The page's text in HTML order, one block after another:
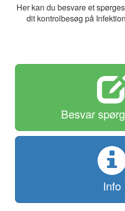
Her kan du besvare et
dit kontrolbesøg på
Besvar
Info